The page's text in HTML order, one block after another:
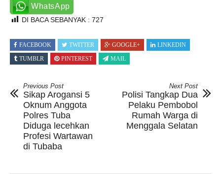
WhatsApp
DI BACA SEBANYAK : 727
FACEBOOK TWITTER GOOGLE+
LINKEDIN
TUMBLR
PINTEREST MAIL
Previous Post
Sikap Arogansi 5
Oknum Anggota
Polres Tuba
Diduga lecehkan
Profesi Wartawan
di Tubaba
Next Post
Polisi Tangkap Dua
Pelaku Pembobol
Rumah Warga di
Menggala Selatan